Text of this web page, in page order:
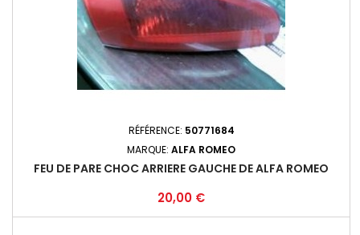
RÉFÉRENCE: 50771684
MARQUE: ALFA ROMEO
FEU DE PARE CHOC ARRIERE GAUCHE DE ALFA ROMEO
Prix
20,00 €